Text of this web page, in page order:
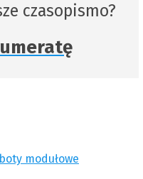
czasopismo?